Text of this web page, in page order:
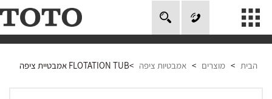
אודות
חיפוש
הבית > מוצרים > אמבטיות ציפה >FLOTATION TUB אמבטיית ציפה